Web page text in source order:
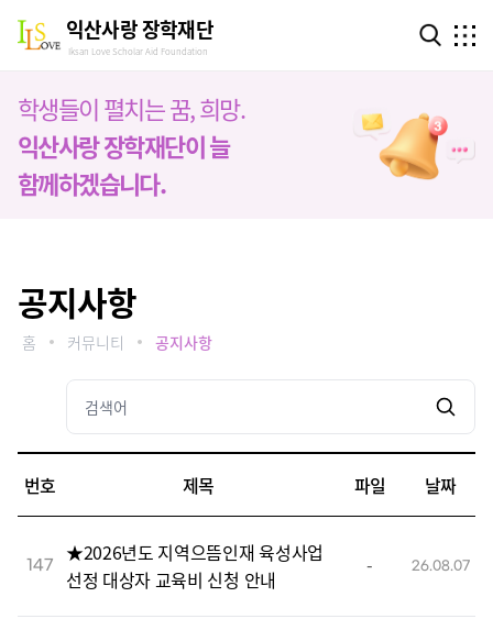
익산사랑 장학재단
Iksan Love Scholar Aid Foundation
학생들이 펼치는 꿈, 희망.
익산사랑 장학재단이 늘
함께하겠습니다.
공지사항
홈 커뮤니티 공지사항
번호 제목 파일 날짜
147
★2026년도 지역으뜸인재 육성사업
선정 대상자 교육비 신청 안내
- 26.08.07